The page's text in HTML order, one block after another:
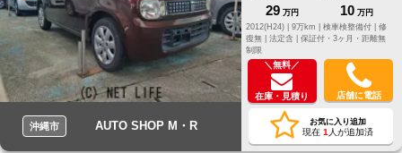
沖縄市 AUTO SHOP M・R
29 万円 10 万円
2012(H24) |
9万km | 検車検整備付 | 修
復無 | 法定含 | 保証付・3ヶ月・距離無
制限
＼無料／
在庫・見積り 店舗に電話
お気に入り追加
現在 1 人が追加済